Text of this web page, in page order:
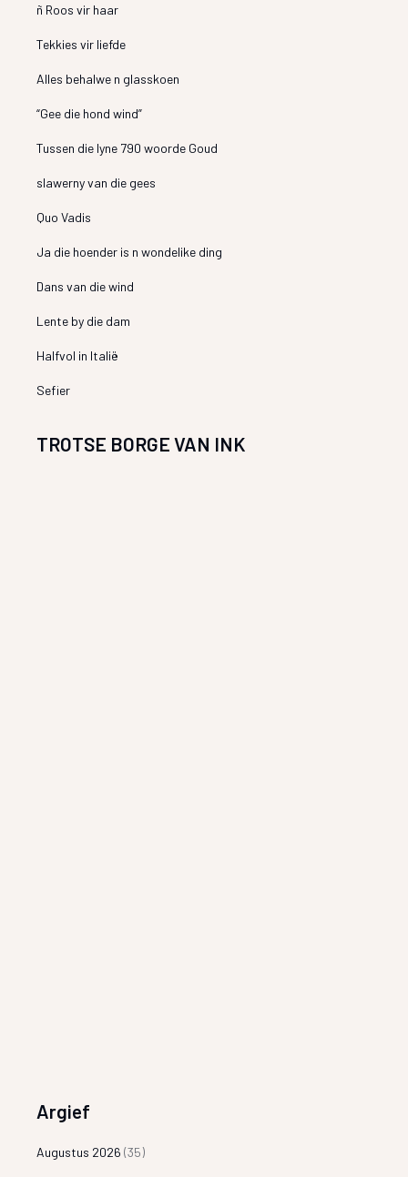
ñ Roos vir haar
Tekkies vir liefde
Alles behalwe n glasskoen
“Gee die hond wind”
Tussen die lyne 790 woorde Goud
slawerny van die gees
Quo Vadis
Ja die hoender is n wondelike ding
Dans van die wind
Lente by die dam
Halfvol in Italië
Sefier
TROTSE BORGE VAN INK
Argief
Augustus 2026 (35)